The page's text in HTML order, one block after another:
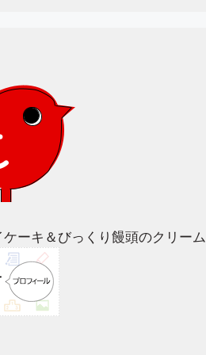
ーキ＆びっくり饅頭のクリーム